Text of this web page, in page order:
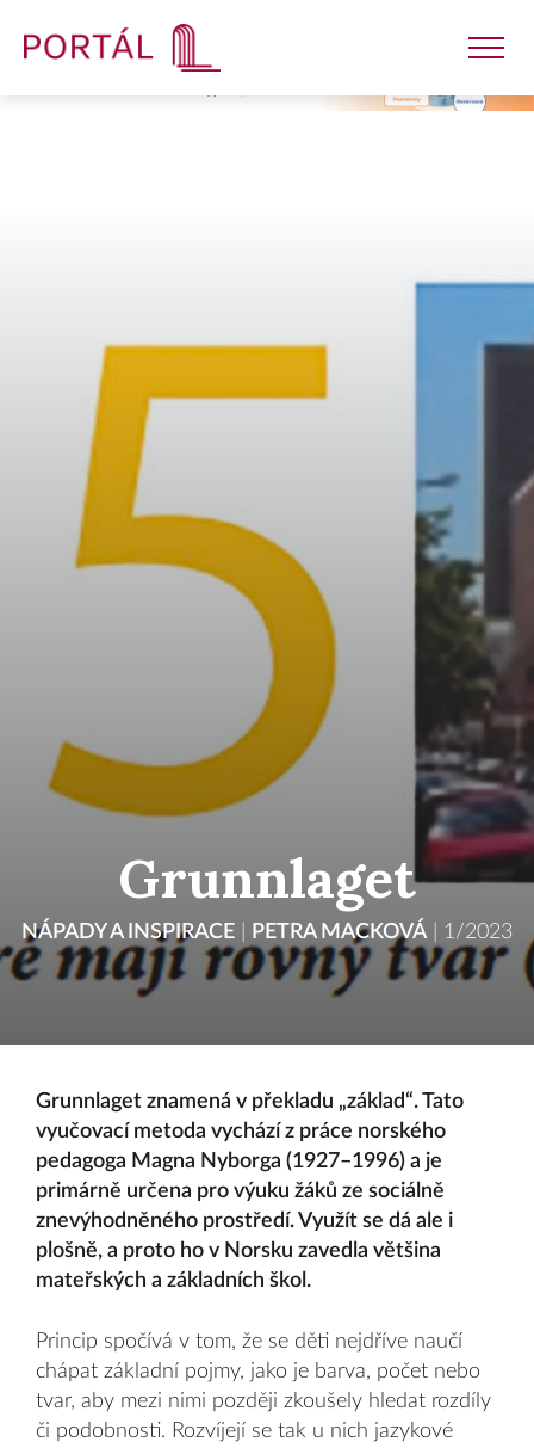
Semináře
E-shop
Grunnlaget
NÁPADY A INSPIRACE PETRA MACKOVÁ| 1/2023
Grunnlaget znamená v překladu „základ“. Tato
vyučovací metoda vychází z práce norského
pedagoga Magna Nyborga (1927–1996) a je
primárně určena pro výuku žáků ze sociálně
znevýhodněného prostředí. Využít se dá ale i
plošně, a proto ho v Norsku zavedla většina
mateřských a základních škol.
Princip spočívá v tom, že se děti nejdříve naučí
chápat základní pojmy, jako je barva, počet nebo
tvar, aby mezi nimi později zkoušely hledat rozdíly
či podobnosti. Rozvíjejí se tak u nich jazykové